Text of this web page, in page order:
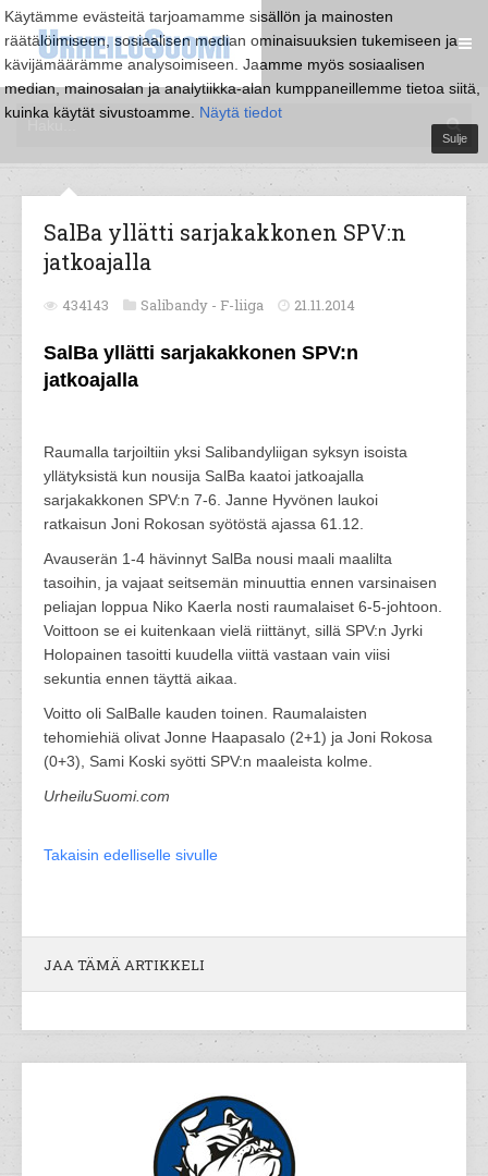
Käytämme evästeitä tarjoamamme sisällön ja mainosten
räätälöimiseen, sosiaalisen median ominaisuuksien tukemiseen ja
kävijämäärämme analysoimiseen. Jaamme myös sosiaalisen
median, mainosalan ja analytiikka-alan kumppaneillemme tietoa siitä,
kuinka käytät sivustoamme. Näytä tiedot
Sulje
SalBa yllätti sarjakakkonen SPV:n
jatkoajalla
434143 Salibandy - F-liiga 21.11.2014
SalBa yllätti sarjakakkonen SPV:n
jatkoajalla
Raumalla tarjoiltiin yksi Salibandyliigan syksyn isoista
yllätyksistä kun nousija SalBa kaatoi jatkoajalla
sarjakakkonen SPV:n 7-6. Janne Hyvönen laukoi
ratkaisun Joni Rokosan syötöstä ajassa 61.12.
Avauserän 1-4 hävinnyt SalBa nousi maali maalilta
tasoihin, ja vajaat seitsemän minuuttia ennen varsinaisen
peliajan loppua Niko Kaerla nosti raumalaiset 6-5-johtoon.
Voittoon se ei kuitenkaan vielä riittänyt, sillä SPV:n Jyrki
Holopainen tasoitti kuudella viittä vastaan vain viisi
sekuntia ennen täyttä aikaa.
Voitto oli SalBalle kauden toinen. Raumalaisten
tehomiehiä olivat Jonne Haapasalo (2+1) ja Joni Rokosa
(0+3), Sami Koski syötti SPV:n maaleista kolme.
UrheiluSuomi.com
Takaisin edelliselle sivulle
JAA TÄMÄ ARTIKKELI